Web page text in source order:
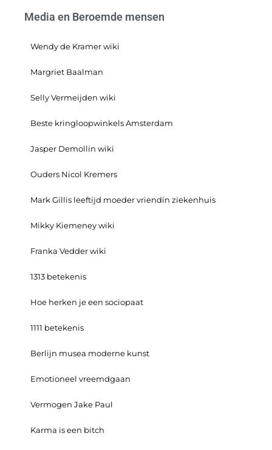
Media en Beroemde mensen
Wendy de Kramer wiki
Margriet Baalman
Selly Vermeijden wiki
Beste kringloopwinkels Amsterdam
Jasper Demollin wiki
Ouders Nicol Kremers
Mark Gillis leeftijd moeder vriendin ziekenhuis
Mikky Kiemeney wiki
Franka Vedder wiki
1313 betekenis
Hoe herken je een sociopaat
1111 betekenis
Berlijn musea moderne kunst
Emotioneel vreemdgaan
Vermogen Jake Paul
Karma is een bitch